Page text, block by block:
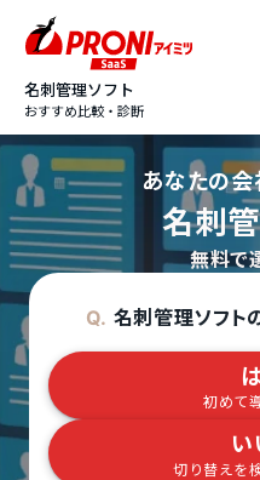
名刺管理ソフト
おすすめ比較・診断
あなたの会
名刺
無料で
Q. 名刺管理ソフト
初めて
い
切り替えを